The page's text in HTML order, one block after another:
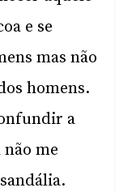
e se
mas não
homens.
a
me